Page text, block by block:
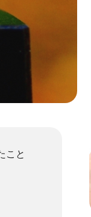
こと